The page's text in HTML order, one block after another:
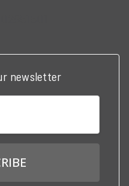
newsletter